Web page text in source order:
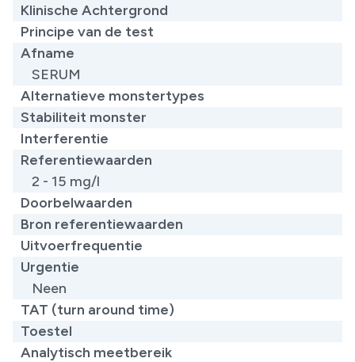
Klinische Achtergrond
Principe van de test
Afname
SERUM
Alternatieve monstertypes
Stabiliteit monster
Interferentie
Referentiewaarden
2 - 15 mg/l
Doorbelwaarden
Bron referentiewaarden
Uitvoerfrequentie
Urgentie
Neen
TAT (turn around time)
Toestel
Analytisch meetbereik